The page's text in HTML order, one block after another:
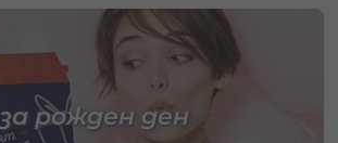
за рожден ден